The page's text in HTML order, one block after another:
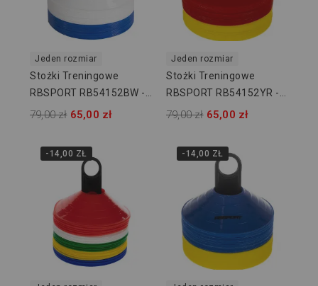
Jeden rozmiar
Stożki Treningowe
RBSPORT RB54152BW -
40 Szt
79,00 zł 65,00 zł
Jeden rozmiar
Stożki Treningowe
RBSPORT RB54152YR -
40 Szt
79,00 zł 65,00 zł
-14,00 ZŁ -14,00 ZŁ